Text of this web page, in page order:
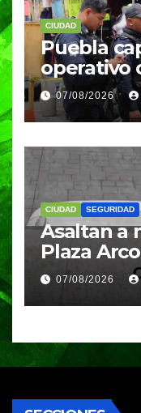
CIUDAD
Puebla
operativo
fiestas
clases
07/08/2026
CIUDAD SEGURIDAD
Asaltan a
Plaza
de
huyeron
07/08/2026